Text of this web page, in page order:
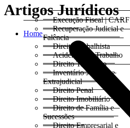
Execução Fiscal | CARF
Recuperação Judicial e
Falência
Direito Trabalhista
Acidentes do Trabalho
Direito Tributário
Inventário Judicial e
Extrajudicial
Direito Penal
Direito Imobiliário
Direito de Família e
Sucessões
Direito Empresarial e
Artigos Jurídicos
Home